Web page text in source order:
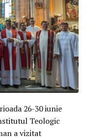
26-30 iunie
Teologic
a vizitat